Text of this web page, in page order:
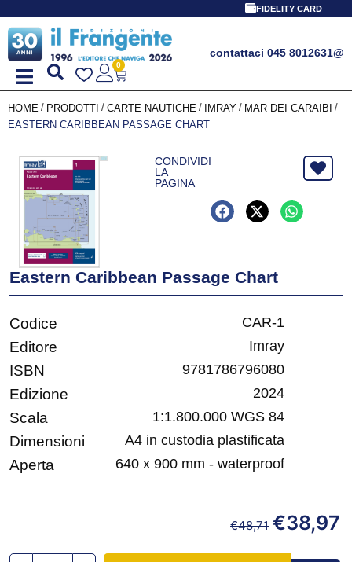
FIDELITY CARD
contattaci 045 8012631@
0
HOME / PRODOTTI / CARTE NAUTICHE / IMRAY / MAR DEI CARAIBI /
EASTERN CARIBBEAN PASSAGE CHART
CONDIVIDI
LA
PAGINA
Eastern Caribbean Passage Chart
Codice CAR-1
Editore Imray
ISBN 9781786796080
Edizione 2024
Scala 1:1.800.000 WGS 84
Dimensioni A4 in custodia plastificata
Aperta 640 x 900 mm - waterproof
€48,71 €38,97